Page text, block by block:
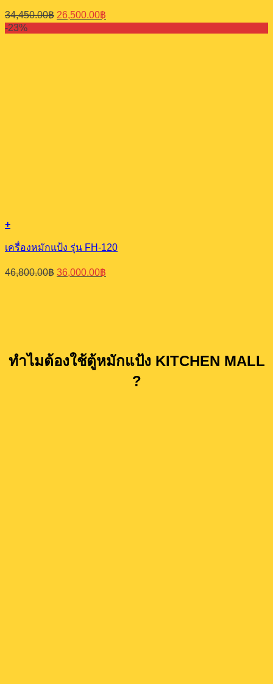
34,450.00฿ Original
price
was:
26,500.00฿
price
is:
-23%
+
เครื่องหมักแป้ง รุ่น FH-120
46,800.00฿ Original
price
36,000.00฿
price
ทำไมต้องใช้ตู้หมักแป้ง KITCHEN MALL
?